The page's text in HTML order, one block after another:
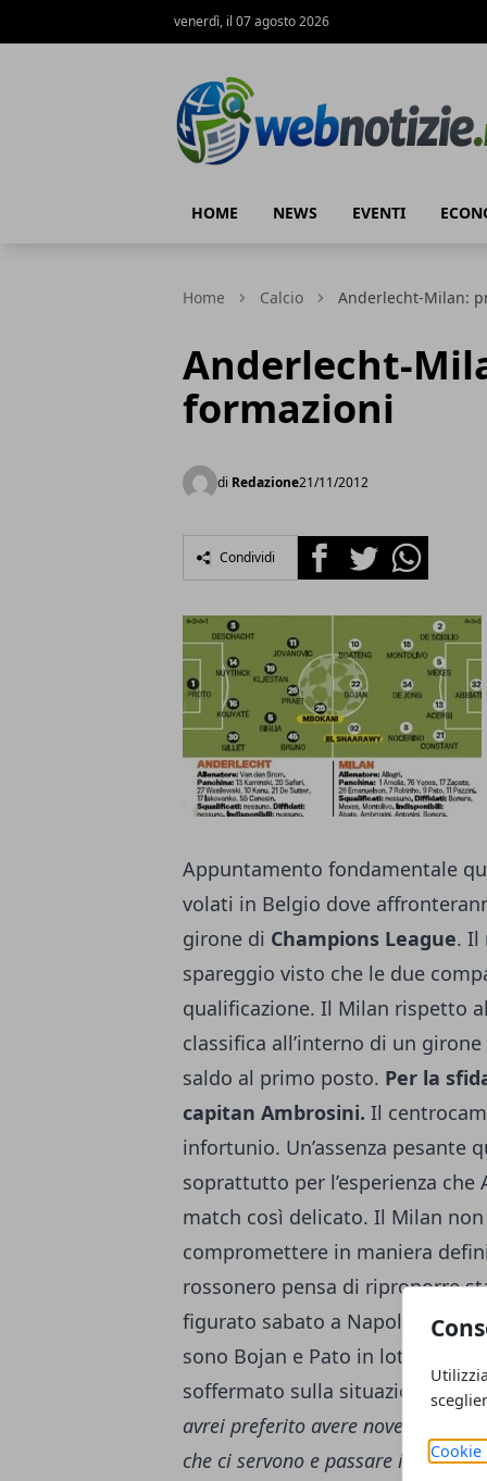
Cookie
venerdì, il 07 agosto 2026
HOME NEWS EVENTI
Home Calcio Anderlecht-Milan:
Anderlecht-
formazioni
di Redazione21/11/2012
Condividi FacebookTwitterWhatsapp
Appuntamento fondamentale
volati in Belgio dove
girone di Champions League. Il
spareggio visto che le due
qualificazione. Il Milan rispetto
classifica all’interno di un
saldo al primo posto. Per la
capitan Ambrosini. Il
infortunio. Un’assenza pesante
soprattutto per l’esperienza
match così delicato. Il Milan
compromettere in maniera
rossonero pensa di riproporre
figurato sabato a Napoli.
sono Bojan e Pato in lotta per
soffermato sulla situazione del
avrei preferito avere nove punti,
che ci servono e passare il turno.